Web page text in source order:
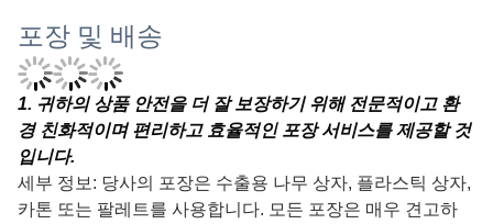
포장 및 배송
1. 귀하의 상품 안전을 더 잘 보장하기 위해 전문적이고 환
경 친화적이며 편리하고 효율적인 포장 서비스를 제공할 것
입니다.
세부 정보: 당사의 포장은 수출용 나무 상자, 플라스틱 상자,
카톤 또는 팔레트를 사용합니다. 모든 포장은 매우 견고하